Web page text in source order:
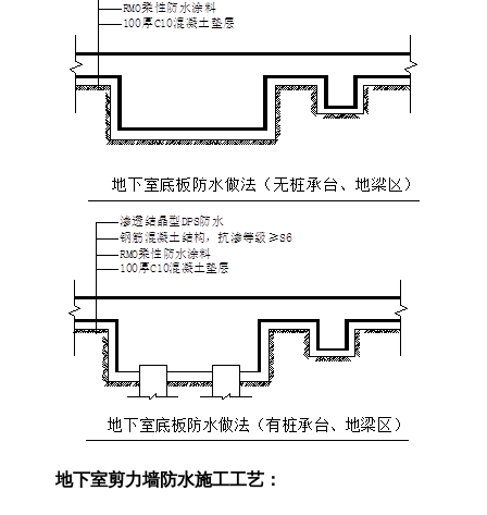
地下室剪力墙防水施工工艺：